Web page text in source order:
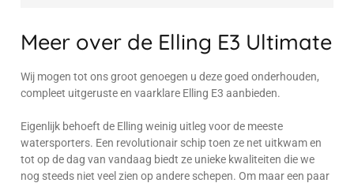
Meer over de Elling E3 Ultimate
Wij mogen tot ons groot genoegen u deze goed onderhouden,
compleet uitgeruste en vaarklare Elling E3 aanbieden.
Eigenlijk behoeft de Elling weinig uitleg voor de meeste
watersporters. Een revolutionair schip toen ze net uitkwam en
tot op de dag van vandaag biedt ze unieke kwaliteiten die we
nog steeds niet veel zien op andere schepen. Om maar een paar